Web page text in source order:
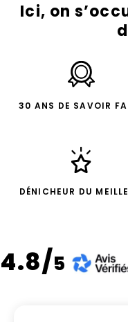
Ici, on
30 ANS DE SAVOIR
DÉNICHEUR DU
4.8/5